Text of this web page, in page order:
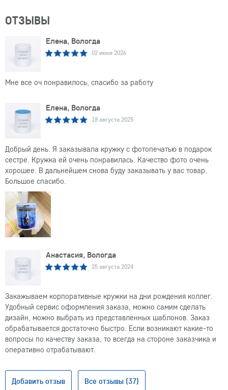
ОТЗЫВЫ
Елена, Вологда
02 июня 2026
Мне все оч понравилось, спасибо за работу
Елена, Вологда
18 августа 2025
Добрый день. Я заказывала кружку с фотопечатью в подарок
сестре. Кружка ей очень понравилась. Качество фото очень
хорошее. В дальнейшем снова буду заказывать у вас товар.
Большое спасибо.
Анастасия, Вологда
25 августа 2024
Закажываем корпоративные кружки на дни рождения коллег.
Удобный сервис оформления заказа, можно самим сделать
дизайн, можно выбрать из представленных шаблонов. Заказ
обрабатывается достаточно быстро. Если возникают какие-то
вопросы по качеству заказа, то всегда на стороне заказчика и
оперативно отрабатывают.
Добавить отзыв Все отзывы (37)